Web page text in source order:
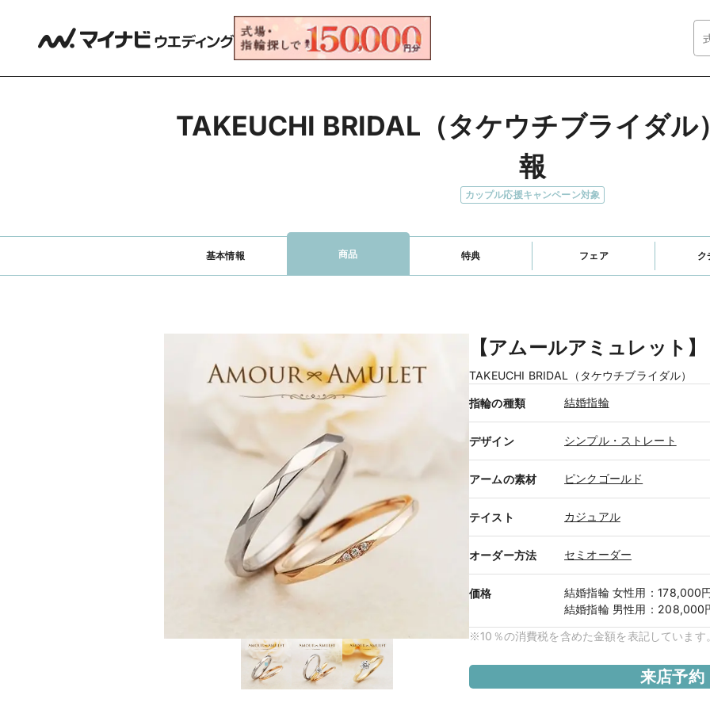
TAKEUCHI BRIDAL（タケウチブライダル
報
カップル応援キャンペーン対象
基本情報 商品 特典 フェア ク
【アムールアミュレット
TAKEUCHI BRIDAL（タケウチブライダル）
指輪の種類 結婚指輪
デザイン シンプル・ストレート
アームの素材 ピンクゴールド
テイスト カジュアル
オーダー方法 セミオーダー
価格 結婚指輪 女性用 ：178,000
結婚指輪 男性用 ： 208,000
※10％の消費税を含めた金額を表記しています。
来店予約